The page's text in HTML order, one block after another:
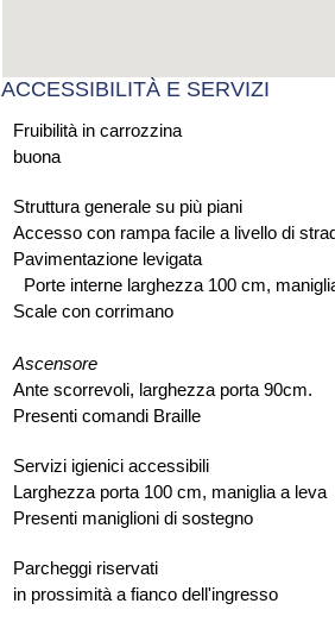
ACCESSIBILITÀ E SERVIZI
Fruibilità in carrozzina
buona
Struttura generale su più piani
Accesso con rampa facile a livello di
Pavimentazione levigata
Porte interne larghezza 100 cm,
Scale con corrimano
Ascensore
Ante scorrevoli, larghezza porta 90cm.
Presenti comandi Braille
Servizi igienici accessibili
Larghezza porta 100 cm, maniglia a leva
Presenti maniglioni di sostegno
Parcheggi riservati
in prossimità a fianco dell'ingresso